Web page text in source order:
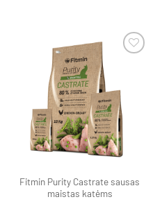
Pamėgti
produktą
Fitmin Purity Castrate sausas
maistas katėms